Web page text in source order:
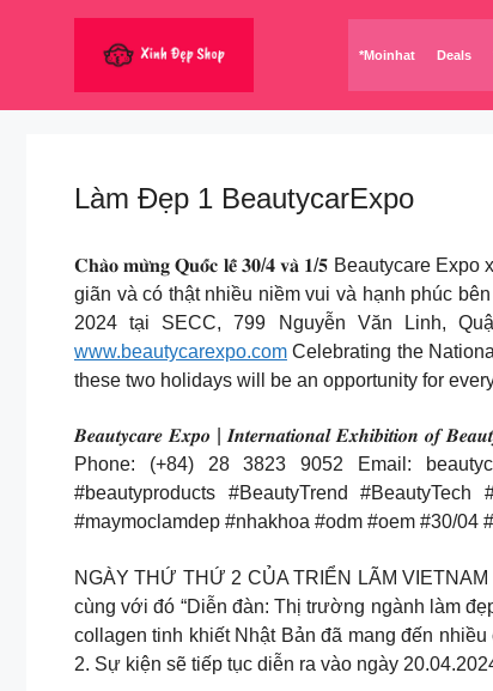
*Moinhat Deals
Làm Đẹp 1 BeautycarExpo
𝐂𝐡𝐚̀𝐨 𝐦𝐮̛̀𝐧𝐠 𝐐𝐮𝐨̂́𝐜 𝐥𝐞̂̃ 𝟑𝟎/𝟒 𝐯𝐚̀ 𝟏/𝟓 Beautycare
giãn và có thật nhiều niềm vui và hạnh phúc bên
2024 tại SECC, 799 Nguyễn Văn Linh,
www.beautycarexpo.com Celebrating the
these two holidays will be an opportunity for
𝑩𝒆𝒂𝒖𝒕𝒚𝒄𝒂𝒓𝒆 𝑬𝒙𝒑𝒐 | 𝑰𝒏𝒕𝒆𝒓𝒏𝒂𝒕𝒊𝒐𝒏𝒂𝒍 𝑬𝒙𝒉𝒊𝒃𝒊𝒕𝒊𝒐𝒏
Phone: (+84) 28 3823 9052 Email:
#beautyproducts #BeautyTrend
#maymoclamdep #nhakhoa #odm #oem #30/04
NGÀY THỨ THỨ 2 CỦA TRIỂN LÃM
cùng với đó “Diễn đàn: Thị trường ngành làm
collagen tinh khiết Nhật Bản đã mang đến
2. Sự kiện sẽ tiếp tục diễn ra vào ngày